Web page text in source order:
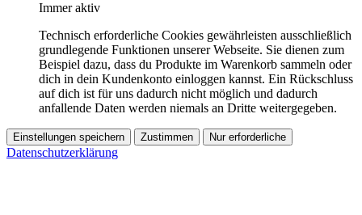
Immer aktiv
Technisch erforderliche Cookies gewährleisten ausschließlich
grundlegende Funktionen unserer Webseite. Sie dienen zum
Beispiel dazu, dass du Produkte im Warenkorb sammeln oder
dich in dein Kundenkonto einloggen kannst. Ein Rückschluss
auf dich ist für uns dadurch nicht möglich und dadurch
anfallende Daten werden niemals an Dritte weitergegeben.
Einstellungen speichern Zustimmen Nur erforderliche
Datenschutzerklärung